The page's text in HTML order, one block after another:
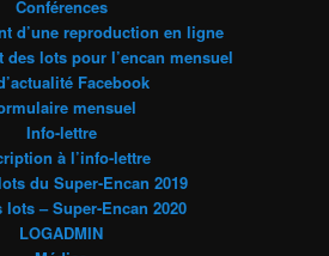
Conférences
d’une reproduction en ligne
des lots pour l’encan mensuel
Facebook
mensuel
Info-lettre
à l’info-lettre
du Super-Encan 2019
lots – Super-Encan 2020
LOGADMIN